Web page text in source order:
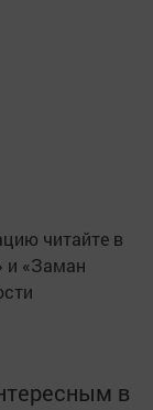
читайте в
и «Заман
в